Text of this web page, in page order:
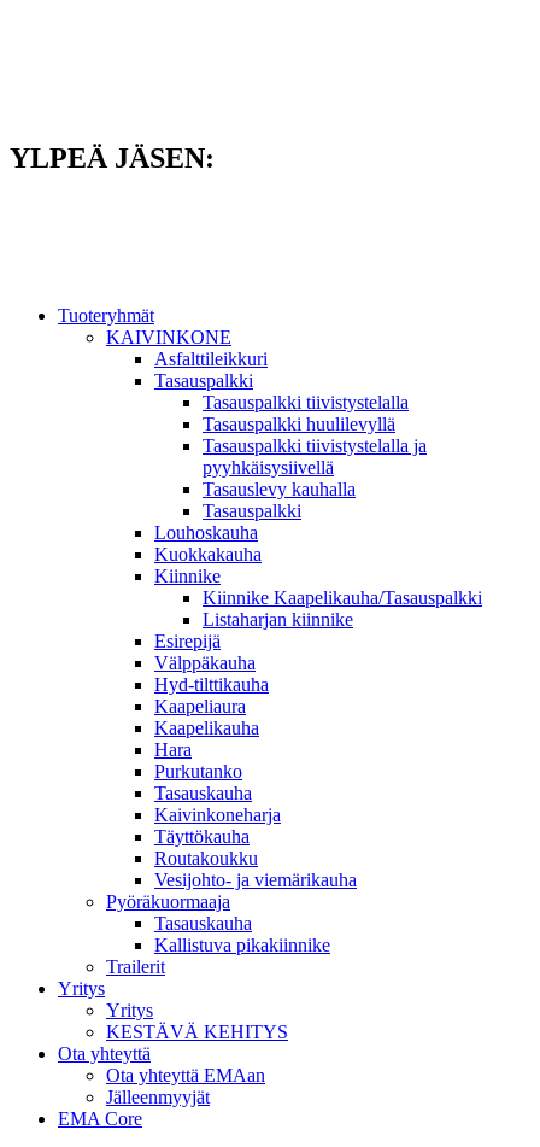
YLPEÄ JÄSEN:
Tuoteryhmät
KAIVINKONE
Asfalttileikkuri
Tasauspalkki
Tasauspalkki tiivistystelalla
Tasauspalkki huulilevyllä
Tasauspalkki tiivistystelalla ja
pyyhkäisysiivellä
Tasauslevy kauhalla
Tasauspalkki
Louhoskauha
Kuokkakauha
Kiinnike
Kiinnike Kaapelikauha/Tasauspalkki
Listaharjan kiinnike
Esirepijä
Välppäkauha
Hyd-tilttikauha
Kaapeliaura
Kaapelikauha
Hara
Purkutanko
Tasauskauha
Kaivinkoneharja
Täyttökauha
Routakoukku
Vesijohto- ja viemärikauha
Pyöräkuormaaja
Tasauskauha
Kallistuva pikakiinnike
Trailerit
Yritys
Yritys
KESTÄVÄ KEHITYS
Ota yhteyttä
Ota yhteyttä EMAan
Jälleenmyyjät
EMA Core